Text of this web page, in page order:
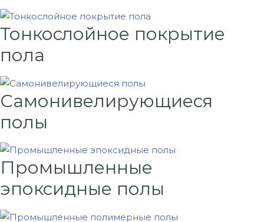
Тонкослойное покрытие
пола
Самонивелирующиеся
полы
Промышленные
эпоксидные полы